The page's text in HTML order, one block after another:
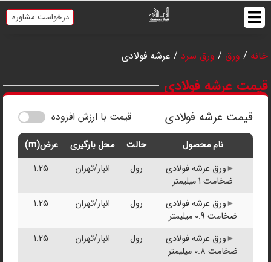
درخواست مشاوره
خانه / ورق / ورق سرد / عرشه فولادی
قیمت عرشه فولادی
قیمت عرشه فولادی قیمت با ارزش افزوده
نام محصول حالت محل بارگیری
عرض(m)
ورق عرشه فولادی
ضخامت 1 میلیمتر
رول انبار/تهران 1.25
ورق عرشه فولادی
ضخامت 0.9 میلیمتر
رول انبار/تهران 1.25
ورق عرشه فولادی
ضخامت 0.8 میلیمتر
رول انبار/تهران 1.25